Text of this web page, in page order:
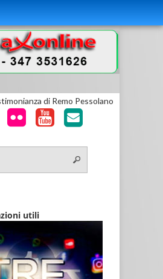
di Remo Pessolano
utili